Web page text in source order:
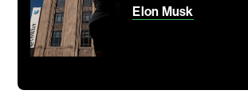
Elon Musk